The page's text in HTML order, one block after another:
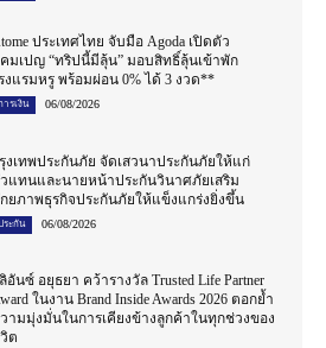
ประเทศไทย จับมือ Agoda เปิดตัว
มเปญ “ทริปนี้มีลุ้น” มอบสิทธิ์ลุ้นเข้าพัก
งแรมหรู พร้อมผ่อน 0% ได้ 3 งวด**
ารเงิน 06/08/2026
งเทพประกันภัย จัดเสวนาประกันภัยให้แก่
แทนและนายหน้าประกันวินาศภัยเสริม
ยภาพธุรกิจประกันภัยให้แข็งแกร่งยิ่งขึ้น
ระกัน 06/08/2026
อันซ์ อยุธยา คว้ารางวัล Trusted Life Partner
ในงาน Brand Inside Awards 2026 ตอกย้ำ
ามมุ่งมั่นในการเคียงข้างลูกค้าในทุกช่วงของ
ต